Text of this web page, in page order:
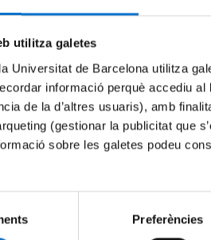
utilitza galetes
Universitat de Barcelona utilitza
informació perquè accediu
de la d’altres usuaris), amb
(gestionar la publicitat que
sobre les galetes podeu
Preferències